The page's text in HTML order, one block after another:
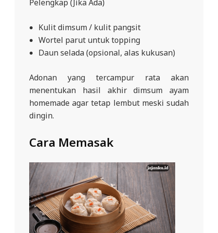
Pelengkap (Jika Ada)
Kulit dimsum / kulit pangsit
Wortel parut untuk topping
Daun selada (opsional, alas kukusan)
Adonan yang tercampur rata akan
menentukan hasil akhir dimsum ayam
homemade agar tetap lembut meski sudah
dingin.
Cara Memasak